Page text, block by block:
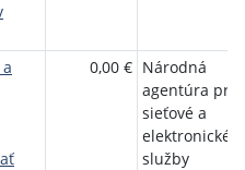
0,00 € Národná
agentúra pre
sieťové a
elektronické
služby